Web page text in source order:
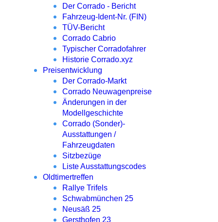
Der Corrado - Bericht
Fahrzeug-Ident-Nr. (FIN)
TÜV-Bericht
Corrado Cabrio
Typischer Corradofahrer
Historie Corrado.xyz
Preisentwicklung
Der Corrado-Markt
Corrado Neuwagenpreise
Änderungen in der
Modellgeschichte
Corrado (Sonder)-
Ausstattungen /
Fahrzeugdaten
Sitzbezüge
Liste Ausstattungscodes
Oldtimertreffen
Rallye Trifels
Schwabmünchen 25
Neusäß 25
Gersthofen 23